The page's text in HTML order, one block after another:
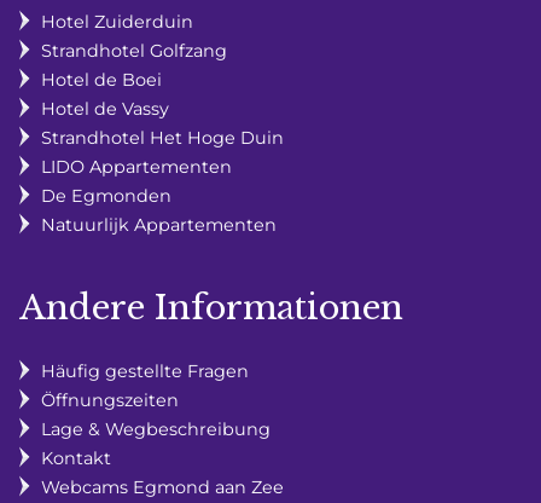
Hotel Zuiderduin
Strandhotel Golfzang
Hotel de Boei
Hotel de Vassy
Strandhotel Het Hoge Duin
LIDO Appartementen
De Egmonden
Natuurlijk Appartementen
Andere Informationen
Häufig gestellte Fragen
Öffnungszeiten
Lage & Wegbeschreibung
Kontakt
Webcams Egmond aan Zee